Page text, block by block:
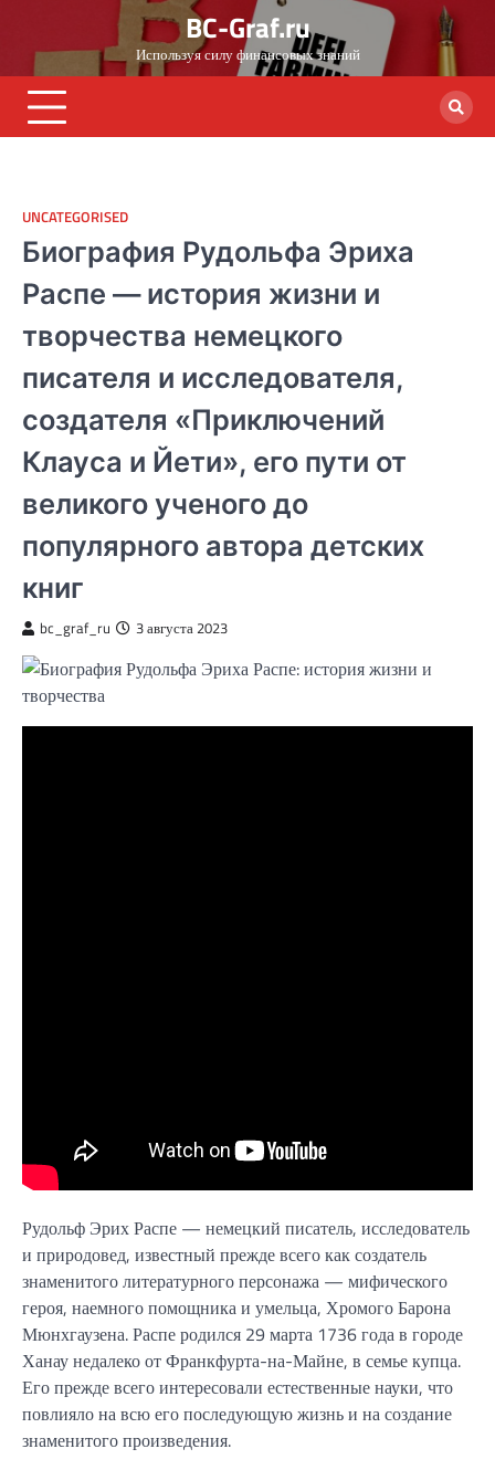
content
BC-Graf.ru
Используя силу финансовых знаний
UNCATEGORISED
Биография Рудольфа Эриха
Распе — история жизни и
творчества немецкого
писателя и исследователя,
создателя «Приключений
Клауса и Йети», его пути от
великого ученого до
популярного автора детских
книг
bc_graf_ru 3 августа 2023
Рудольф Эрих Распе — немецкий писатель, исследователь
и природовед, известный прежде всего как создатель
знаменитого литературного персонажа — мифического
героя, наемного помощника и умельца, Хромого Барона
Мюнхгаузена. Распе родился 29 марта 1736 года в городе
Ханау недалеко от Франкфурта-на-Майне, в семье купца.
Его прежде всего интересовали естественные науки, что
повлияло на всю его последующую жизнь и на создание
знаменитого произведения.